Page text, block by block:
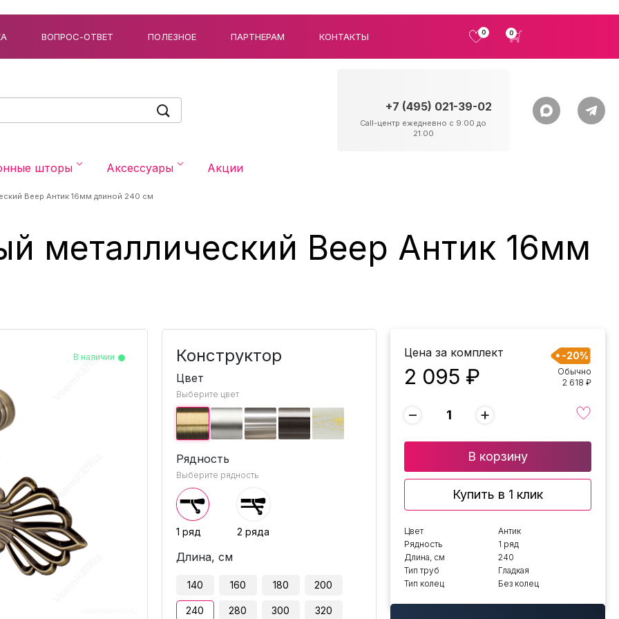
ВОПРОС-ОТВЕТ ПОЛЕЗНОЕ ПАРТНЕРАМ КОНТАКТЫ 0 0
+7 (495) 021-39-02
Call-центр ежедневно с 9:00 до
21:00
шторы Аксессуары Акции
Веер Антик 16мм длиной 240 см
металлический Веер Антик 16мм
В наличии
В наличии
В наличии
В наличии
В наличии
В наличии
В наличии
В наличии
В наличии Конструктор
Цвет
Выберите цвет
Рядность
Выберите рядность
1 ряд 2 ряда
Длина, см
140 160 180 200
240 280 300 320
Цена за комплект
2 095 ₽
-20%
Обычно
2 618 ₽
− +
В корзину
Купить в 1 клик
Цвет
Антик
Рядность
1 ряд
Длина, см
240
Тип труб
Гладкая
Тип колец
Без колец